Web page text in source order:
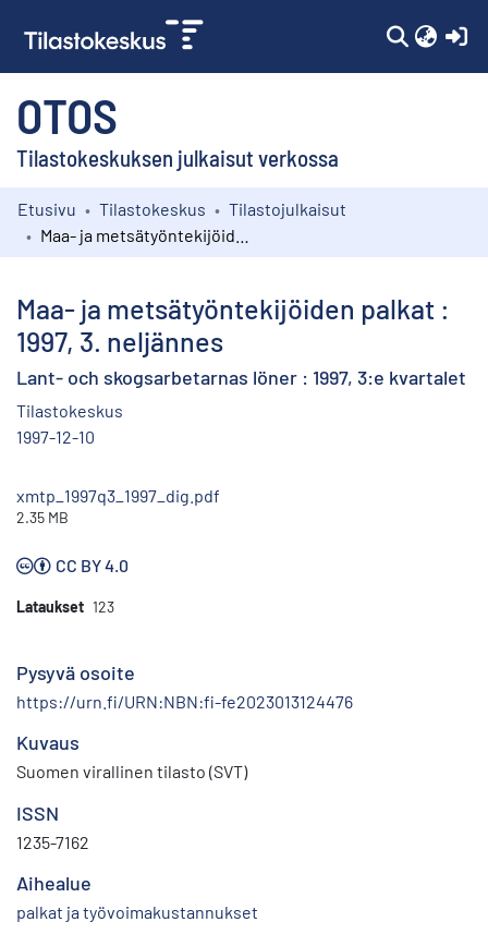
OTOS
Tilastokeskuksen julkaisut verkossa
Kokoelmat
Etusivu Tilastokeskus
Tilastojulkaisut
Maa- ja metsätyöntekijöiden palkat :
1997, 3. neljännes
Lant- och skogsarbetarnas löner : 1997, 3:e kvartalet
Tilastokeskus
1997-12-10
xmtp_1997q3_1997_dig.pdf
2.35 MB
CC BY 4.0
Lataukset 123
Pysyvä osoite
https://urn.fi/URN:NBN:fi-fe2023013124476
Kuvaus
Suomen virallinen tilasto (SVT)
ISSN
1235-7162
Aihealue
palkat ja työvoimakustannukset